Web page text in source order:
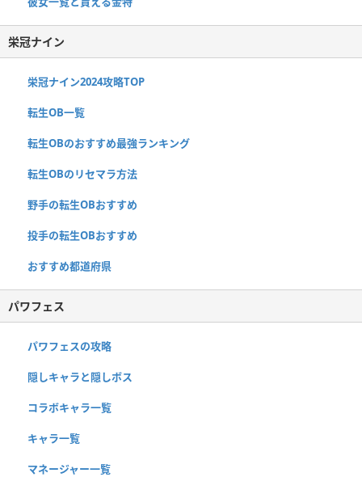
栄冠ナイン
栄冠ナイン2024攻略TOP
転生OB一覧
転生OBのおすすめ最強ランキング
転生OBのリセマラ方法
野手の転生OBおすすめ
投手の転生OBおすすめ
おすすめ都道府県
パワフェス
パワフェスの攻略
隠しキャラと隠しボス
コラボキャラ一覧
キャラ一覧
マネージャー一覧